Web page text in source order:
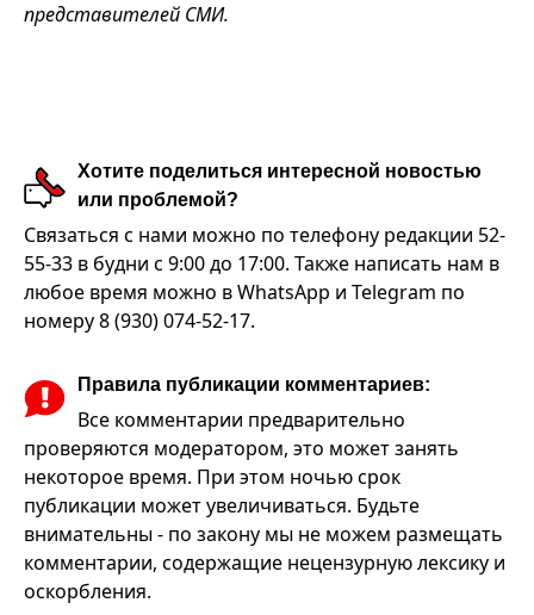
представителей СМИ.
Хотите поделиться интересной новостью
или проблемой?
Связаться с нами можно по телефону редакции 52-
55-33 в будни с 9:00 до 17:00. Также написать нам в
любое время можно в WhatsApp и Telegram по
номеру 8 (930) 074-52-17.
Правила публикации комментариев:
Все комментарии предварительно
проверяются модератором, это может занять
некоторое время. При этом ночью срок
публикации может увеличиваться. Будьте
внимательны - по закону мы не можем размещать
комментарии, содержащие нецензурную лексику и
оскорбления.